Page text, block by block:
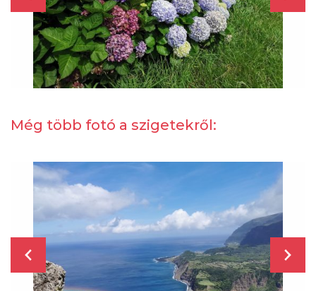
Még több fotó a szigetekről: